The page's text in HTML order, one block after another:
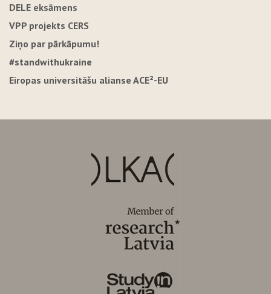
DELE eksāmens
VPP projekts CERS
Ziņo par pārkāpumu!
#standwithukraine
Eiropas universitāšu alianse ACE²-EU